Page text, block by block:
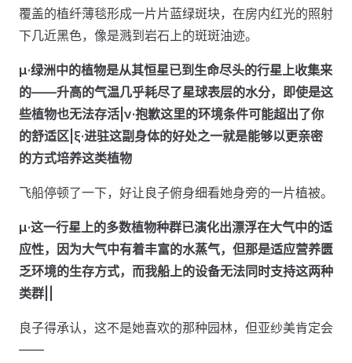
覆盖的植纤薄毯形成一片片蓝绿斑块，在房内红光的照射
下几近黑色，像是溅到岩石上的斑斑油迹。
μ·绿洲中的植物是从其恒星已到生命尽头的行星上收集来
的——升高的气温几乎耗尽了星球表层的水分，即使是这
些植物也无法存活|ν·抱歉这里的环境条件可能超出了你
的舒适区|ξ·进驻这副身体的好处之一就是能够以更亲密
的方式培养这类植物
飞船停顿了一下，好让良子俯身细看她身旁的一片植被。
μ·这一行星上的多数植物种群已演化出漂浮在大气中的适
应性，因为大气中有着丰富的水蒸气，但那是适应营养匮
乏环境的生存方式，而我船上的设备无法同时支持这两种
类群||
良子得承认，这不是她喜欢的那种园林，但亚纱美肯定会
——